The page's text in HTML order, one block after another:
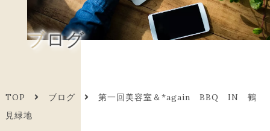
ブログ
TOP ブログ
第一回美容室＆*again BBQ IN 鶴
見緑地